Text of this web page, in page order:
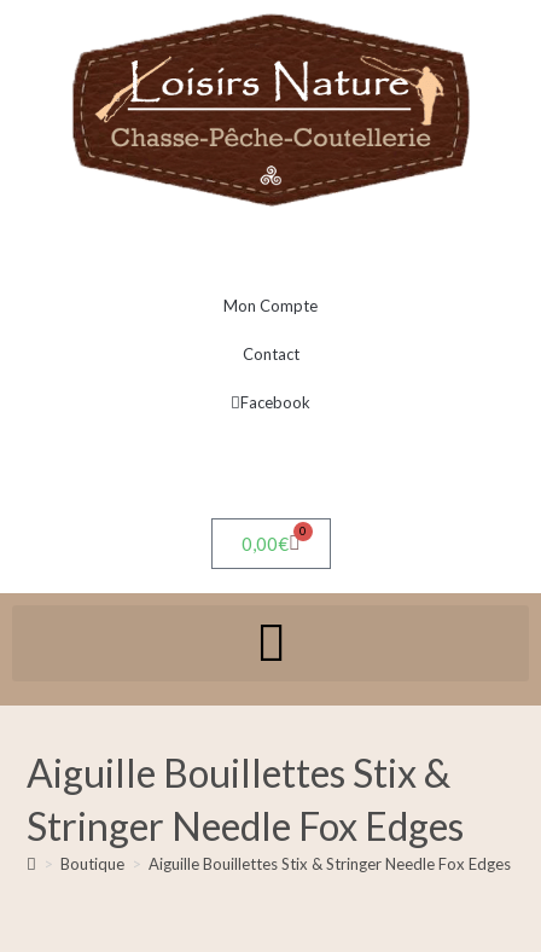
Mon Compte
Contact
Facebook
0,00€
0
Aiguille Bouillettes Stix &
Stringer Needle Fox Edges
> Boutique > Aiguille Bouillettes Stix & Stringer Needle Fox Edges